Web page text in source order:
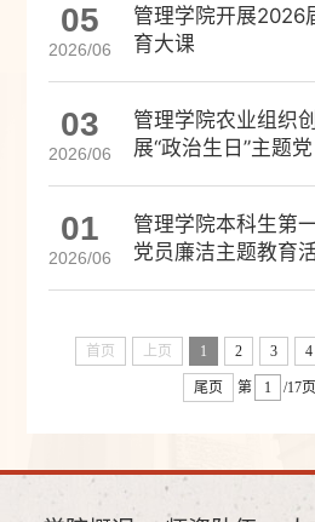
05
2026/06
管理学院开展2026
育大课
03
2026/06
管理学院农业组织
展“政治生日”主题
01
2026/06
管理学院本科生第
党员廉洁主题教育
首页 上页 1 2 3 4
尾页 第 /17页